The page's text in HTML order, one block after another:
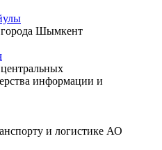
города Шымкент
информации и
и логистике АО